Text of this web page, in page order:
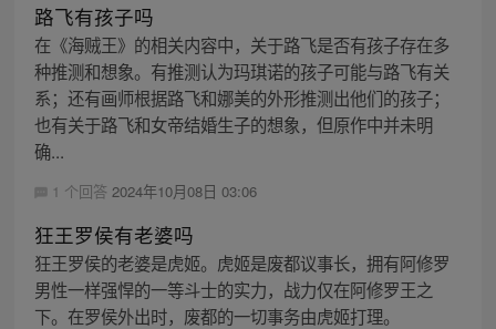
路飞有孩子吗
在《海贼王》的相关内容中，关于路飞是否有孩子存在多
种推测和想象。有推测认为玛琪诺的孩子可能与路飞有关
系；还有画师根据路飞和娜美的外形推测出他们的孩子；
也有关于路飞和女帝结婚生子的想象，但原作中并未明
确...
1 个回答 2024年10月08日 03:06
狂王罗侯有老婆吗
狂王罗侯的老婆是虎姬。虎姬是废都议事长，拥有阿修罗
男性一样强悍的一等斗士的实力，战力仅在阿修罗王之
下。在罗侯外出时，废都的一切事务由虎姬打理。